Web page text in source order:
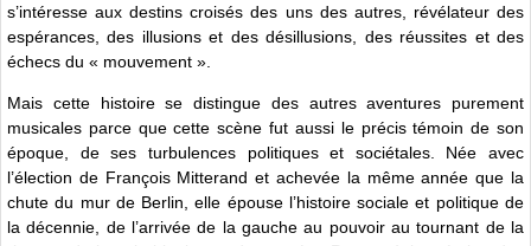
s’intéresse aux destins croisés des uns des autres, révélateur des
espérances, des illusions et des désillusions, des réussites et des
échecs du « mouvement ».
Mais cette histoire se distingue des autres aventures purement
musicales parce que cette scène fut aussi le précis témoin de son
époque, de ses turbulences politiques et sociétales. Née avec
l’élection de François Mitterand et achevée la même année que la
chute du mur de Berlin, elle épouse l’histoire sociale et politique de
la décennie, de l’arrivée de la gauche au pouvoir au tournant de la